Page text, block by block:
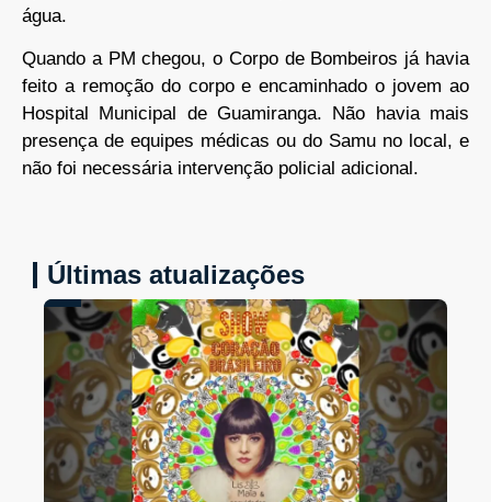
água.
Quando a PM chegou, o Corpo de Bombeiros já havia
feito a remoção do corpo e encaminhado o jovem ao
Hospital Municipal de Guamiranga. Não havia mais
presença de equipes médicas ou do Samu no local, e
não foi necessária intervenção policial adicional.
Últimas atualizações